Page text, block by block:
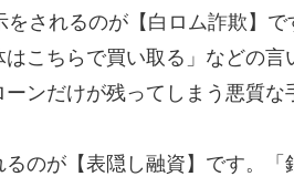
されるのが【白ロム詐欺】
こちらで買い取る」などの
ンだけが残ってしまう悪質な
のが【表隠し融資】です。